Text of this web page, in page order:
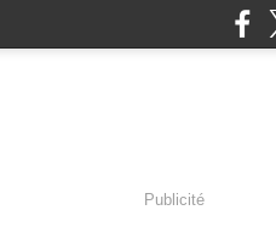
Publicité